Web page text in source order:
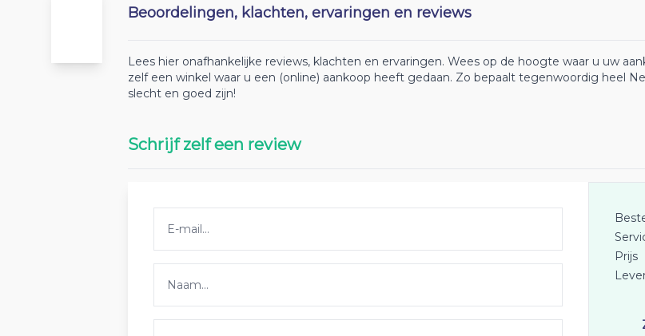
Beoordelingen, klachten, ervaringen en reviews
Lees hier onafhankelijke reviews, klachten en ervaringen. Wees op de hoogte waar u uw
zelf een winkel waar u een (online) aankoop heeft gedaan. Zo bepaalt tegenwoordig heel
slecht en goed zijn!
Schrijf zelf een review
Prijs